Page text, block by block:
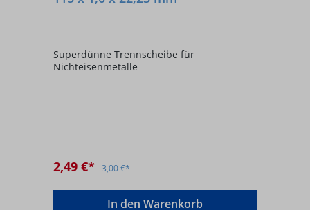
Superdünne Trennscheibe für
Nichteisenmetalle
2,49 €* 3,00 €*
In den Warenkorb